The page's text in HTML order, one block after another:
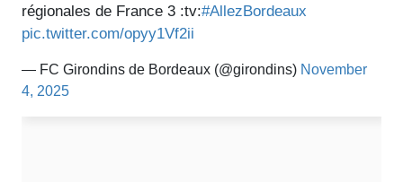
régionales de France 3 :tv:#AllezBordeaux
pic.twitter.com/opyy1Vf2ii
— FC Girondins de Bordeaux (@girondins) November
4, 2025